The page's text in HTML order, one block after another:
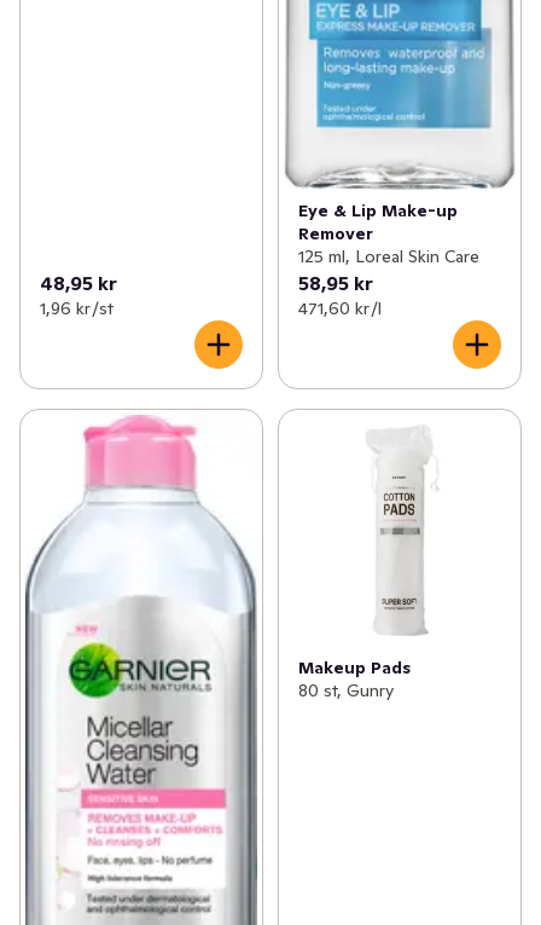
48,95 kr
1,96 kr /st
Eye & Lip Make-up
Remover
125 ml, Loreal Skin Care
58,95 kr
471,60 kr /l
Makeup Pads
80 st, Gunry